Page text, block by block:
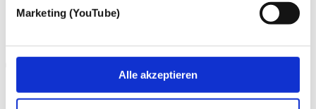
Marketing (YouTube)
Alle akzeptieren